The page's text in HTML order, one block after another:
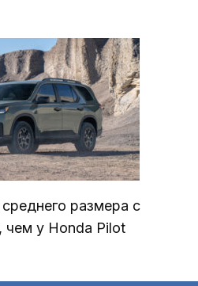
размера с
чем у Honda Pilot